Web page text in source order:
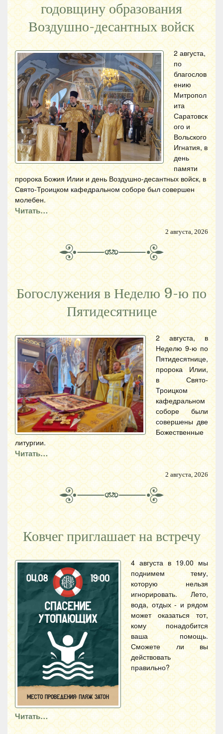
годовщину образования
Воздушно-десантных войск
2 августа,
по
благослов
ению
Митропол
ита
Саратовск
ого и
Вольского
Игнатия, в
день
памяти
пророка Божия Илии и день Воздушно-десантных войск, в
Свято-Троицком кафедральном соборе был совершен
молебен.
Читать…
2 августа, 2026
Богослужения в Неделю 9-ю по
Пятидесятнице
2 августа, в
Неделю 9-ю по
Пятидесятнице,
пророка Илии,
в Свято-
Троицком
кафедральном
соборе были
совершены две
Божественные
литургии.
Читать…
2 августа, 2026
Ковчег приглашает на встречу
4 августа в 19.00 мы
поднимем тему,
которую нельзя
игнорировать. Лето,
вода, отдых - и рядом
может оказаться тот,
кому понадобится
ваша помощь.
Сможете ли вы
действовать
правильно?
Читать…